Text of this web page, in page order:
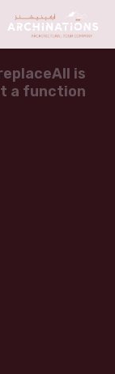
is
a function